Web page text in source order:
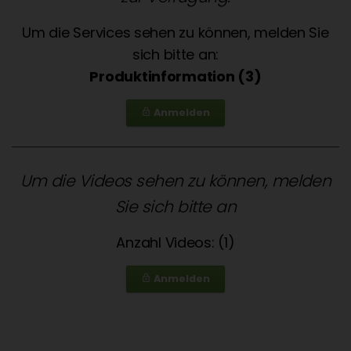
Um die Services sehen zu können, melden Sie
sich bitte an:
Produktinformation (3)
lock_outline Anmelden
Um die Videos sehen zu können, melden
Sie sich bitte an
Anzahl Videos: (1)
lock_outline Anmelden